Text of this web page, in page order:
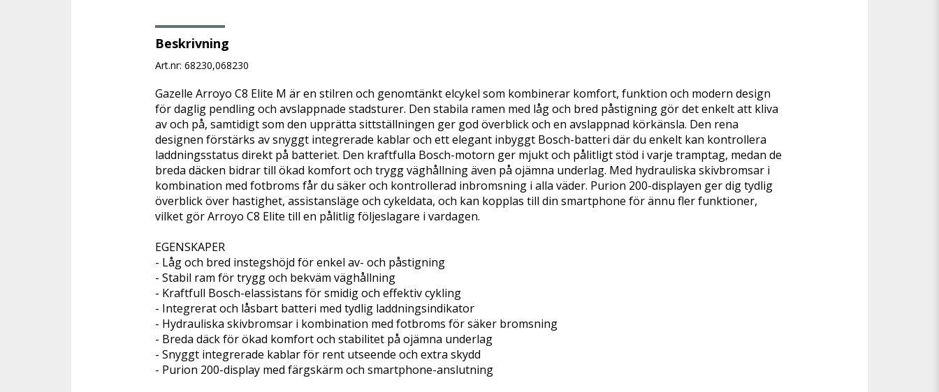
Beskrivning
Art.nr: 68230,068230
Gazelle Arroyo C8 Elite M är en stilren och genomtänkt elcykel som kombinerar komfort, funktion och modern design
för daglig pendling och avslappnade stadsturer. Den stabila ramen med låg och bred påstigning gör det enkelt att kliva
av och på, samtidigt som den upprätta sittställningen ger god överblick och en avslappnad körkänsla. Den rena
designen förstärks av snyggt integrerade kablar och ett elegant inbyggt Bosch-batteri där du enkelt kan kontrollera
laddningsstatus direkt på batteriet. Den kraftfulla Bosch-motorn ger mjukt och pålitligt stöd i varje tramptag, medan de
breda däcken bidrar till ökad komfort och trygg väghållning även på ojämna underlag. Med hydrauliska skivbromsar i
kombination med fotbroms får du säker och kontrollerad inbromsning i alla väder. Purion 200-displayen ger dig tydlig
överblick över hastighet, assistansläge och cykeldata, och kan kopplas till din smartphone för ännu fler funktioner,
vilket gör Arroyo C8 Elite till en pålitlig följeslagare i vardagen.
EGENSKAPER
- Låg och bred instegshöjd för enkel av- och påstigning
- Stabil ram för trygg och bekväm väghållning
- Kraftfull Bosch-elassistans för smidig och effektiv cykling
- Integrerat och låsbart batteri med tydlig laddningsindikator
- Hydrauliska skivbromsar i kombination med fotbroms för säker bromsning
- Breda däck för ökad komfort och stabilitet på ojämna underlag
- Snyggt integrerade kablar för rent utseende och extra skydd
- Purion 200-display med färgskärm och smartphone-anslutning